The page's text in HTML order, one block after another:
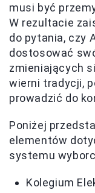
musi być
W rezultacie
do pytania, czy
dostosować
zmieniających
wierni tradycji,
prowadzić do
Poniżej
elementów
systemu
Kolegium